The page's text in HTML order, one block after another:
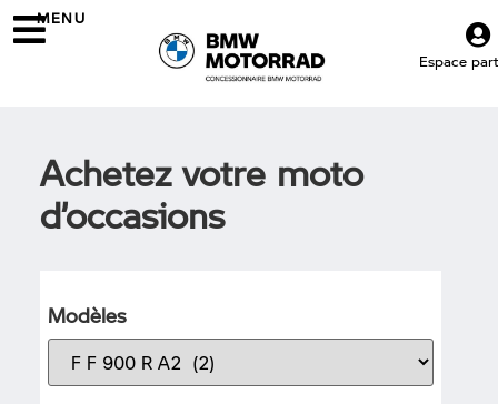
MENU
Espace
Achetez votre moto
d’occasions
Modèles